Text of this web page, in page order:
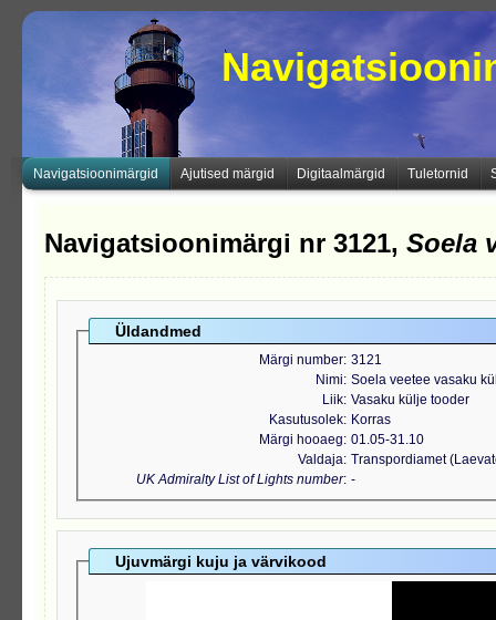
Navigatsioonimärgid Ajutised märgid Digitaalmärgid Tuletornid
Navigatsioonimärgi nr 3121, Soela
Üldandmed
Märgi number 3121
Nimi Soela veetee vasaku
Liik Vasaku külje tooder
Kasutusolek
Korras
Märgi hooaeg 01.05-31.10
Valdaja Transpordiamet
UK Admiralty List of Lights number -
Ujuvmärgi kuju ja värvikood